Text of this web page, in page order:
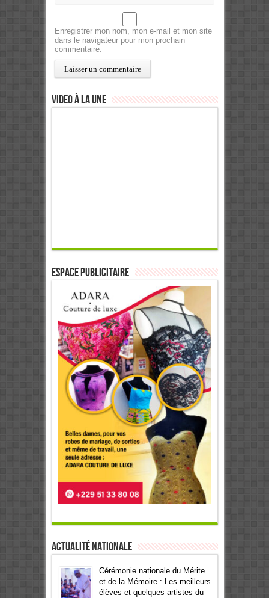
Enregistrer mon nom, mon e-mail et mon site
dans le navigateur pour mon prochain
commentaire.
Video à la Une
ESPACE PUBLICITAIRE
Actualité Nationale
Cérémonie nationale du Mérite
et de la Mémoire : Les meilleurs
élèves et quelques artistes du